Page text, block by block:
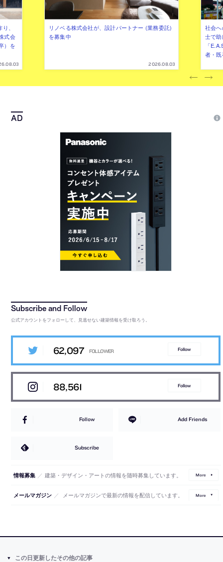
、
式会
）を
リノベる株式会社が、設計パートナー (業務委託)
を募集中
2026.08.03
社会
士で
「
者・
公式アカウントをフォローして、見逃せない建築情報を受け取ろう。
62,097 Follow
88,561 Follow
Follow Add Friends
Subscribe
情報募集 ／ 建築・デザイン・アートの情報を随時募集しています。 More
メールマガジン ／ メールマガジンで最新の情報を配信しています。 More
この日更新したその他の記事